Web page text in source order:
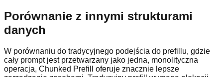
Porównanie z innymi strukturami
danych
W porównaniu do tradycyjnego podejścia do prefillu, gdzie
cały prompt jest przetwarzany jako jedna, monolityczna
operacja, Chunked Prefill oferuje znacznie lepsze